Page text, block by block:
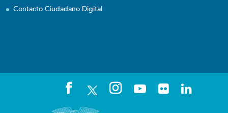
Contacto Ciudadano Digital